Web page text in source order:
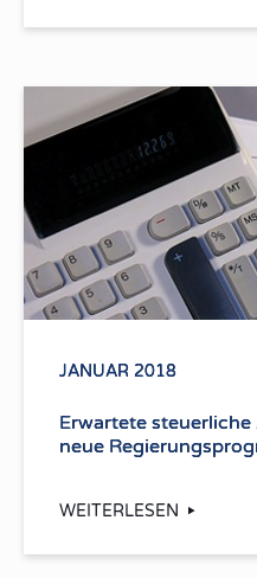
JANUAR 2018
Erwartete
neue
WEITERLESEN